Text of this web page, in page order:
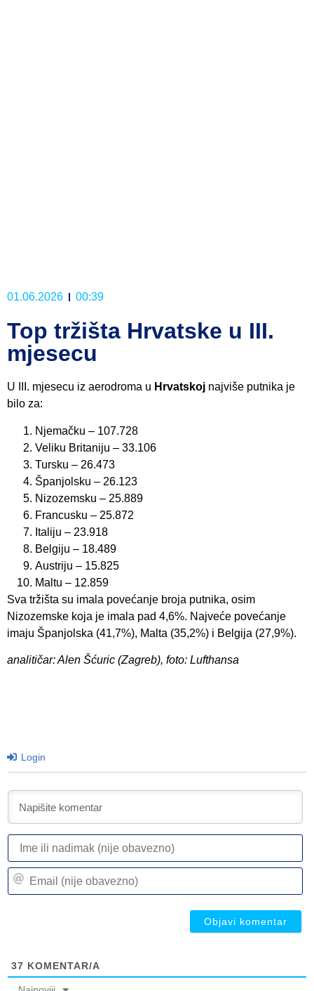
01.06.2026 00:39
Top tržišta Hrvatske u III.
mjesecu
U III. mjesecu iz aerodroma u Hrvatskoj najviše putnika je
bilo za:
Njemačku – 107.728
Veliku Britaniju – 33.106
Tursku – 26.473
Španjolsku – 26.123
Nizozemsku – 25.889
Francusku – 25.872
Italiju – 23.918
Belgiju – 18.489
Austriju – 15.825
Maltu – 12.859
Sva tržišta su imala povećanje broja putnika, osim
Nizozemske koja je imala pad 4,6%. Najveće povećanje
imaju Španjolska (41,7%), Malta (35,2%) i Belgija (27,9%).
analitičar: Alen Šćuric (Zagreb), foto: Lufthansa
Login
37 KOMENTAR/A